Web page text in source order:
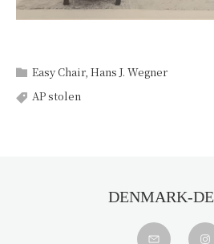
Easy Chair, Hans J. Wegner
AP stolen
DENMARK-